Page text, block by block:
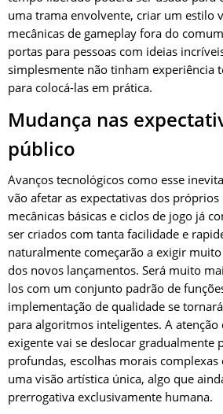
uma trama envolvente, criar um estilo
mecânicas de gameplay fora do
portas para pessoas com ideias
simplesmente não tinham experiência
para colocá-las em prática.
Mudança nas
público
Avanços tecnológicos como esse
vão afetar as expectativas dos próprios
mecânicas básicas e ciclos de jogo já
ser criados com tanta facilidade e
naturalmente começarão a exigir
dos novos lançamentos. Será muito
los com um conjunto padrão de
implementação de qualidade se
para algoritmos inteligentes. A
exigente vai se deslocar gradualmente
profundas, escolhas morais complexas
uma visão artística única, algo que
prerrogativa exclusivamente humana.